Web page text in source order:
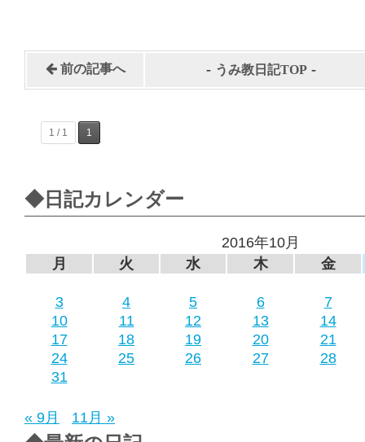
前の記事へ - うみ教日記TOP -
1 / 1 1
◆日記カレンダー
2016年10月
月
火 水 木 金
3 4 5 6
7
10
11 12 13
14
17
18 19 20
21
24
25 26 27
28
31
« 9月 11月 »